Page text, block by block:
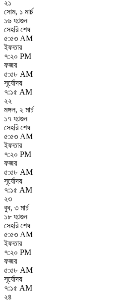
২১
সোম, ১ মার্চ
১৬ ফাল্গুন
সেহরি শেষ
৫:৫৩ AM
ইফতার
৭:২০ PM
ফজর
৫:৫৮ AM
সূর্যোদয়
৭:১৫ AM
২২
মঙ্গল, ২ মার্চ
১৭ ফাল্গুন
সেহরি শেষ
৫:৫৩ AM
ইফতার
৭:২০ PM
ফজর
৫:৫৮ AM
সূর্যোদয়
৭:১৫ AM
২৩
বুধ, ৩ মার্চ
১৮ ফাল্গুন
সেহরি শেষ
৫:৫৩ AM
ইফতার
৭:২০ PM
ফজর
৫:৫৮ AM
সূর্যোদয়
৭:১৫ AM
২৪